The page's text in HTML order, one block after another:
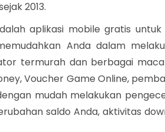
2013.
aplikasi mobile gratis
Anda dalam
termurah dan berbagai
Voucher Game Online,
mudah melakukan
saldo Anda, aktivitas